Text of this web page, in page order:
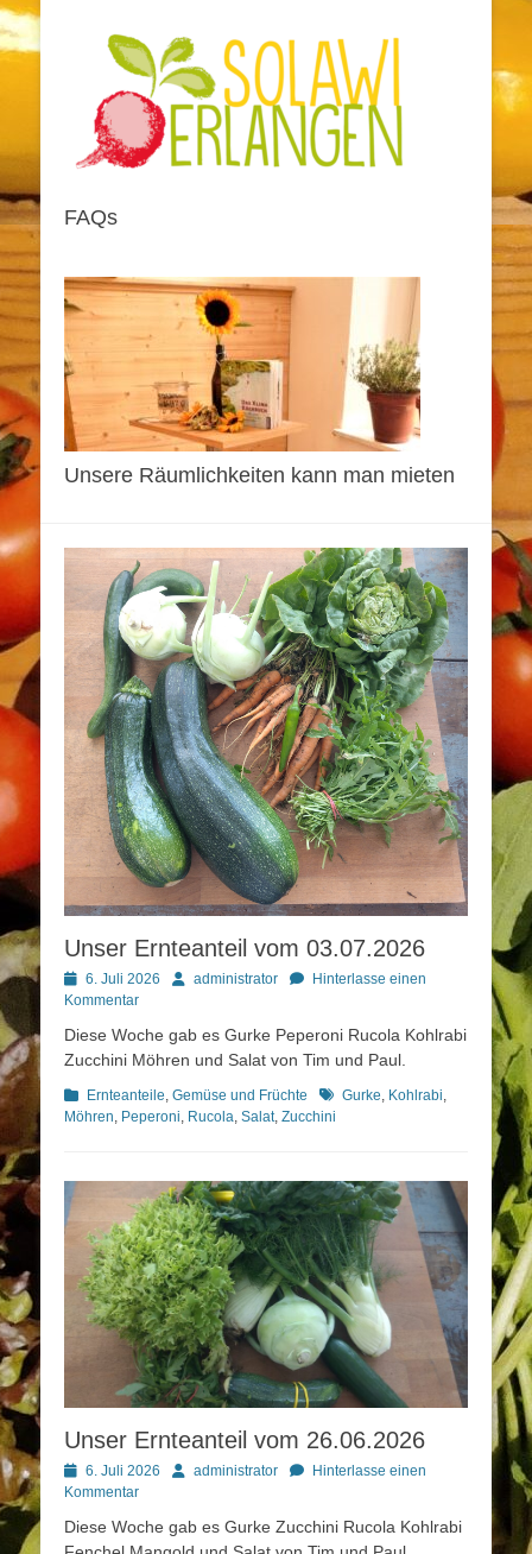
FAQs
Unsere Räumlichkeiten kann man mieten
Unser Ernteanteil vom 03.07.2026
Posted
on
6. Juli 2026 Autoradministrator
Hinterlasse einen
Kommentar
Diese Woche gab es Gurke Peperoni Rucola Kohlrabi
Zucchini Möhren und Salat von Tim und Paul.
Kategorien
Ernteanteile Gemüse und Früchte Schlagworte
Gurke Kohlrabi
Möhren Peperoni Rucola Salat, Zucchini
Unser Ernteanteil vom 26.06.2026
Posted
on
6. Juli 2026 Autoradministrator
Hinterlasse einen
Kommentar
Diese Woche gab es Gurke Zucchini Rucola Kohlrabi